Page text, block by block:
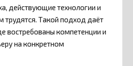
действующие технологии и
трудятся. Такой подход даёт
востребованы компетенции и
на конкретном